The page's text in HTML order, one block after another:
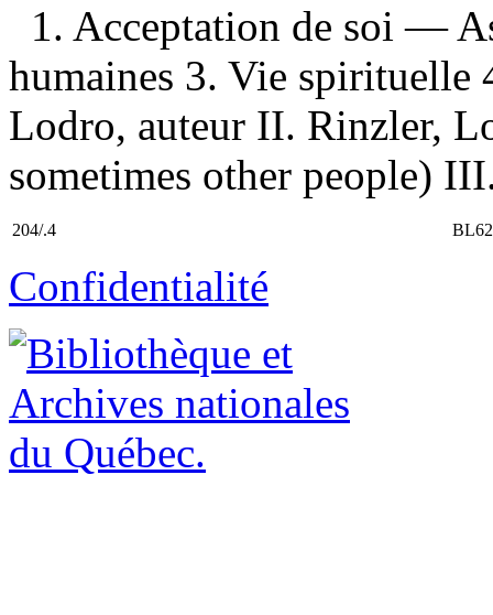
1. Acceptation de soi —
humaines 3. Vie spirituelle
Lodro, auteur II. Rinzler,
sometimes other people)
204/.4
Confidentialité